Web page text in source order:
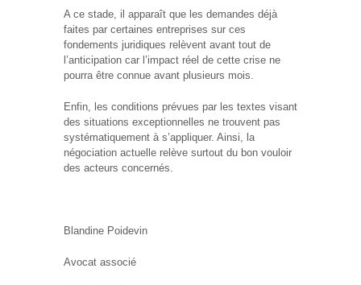
A ce stade, il apparaît que les demandes déjà
faites par certaines entreprises sur ces
fondements juridiques relèvent avant tout de
l’anticipation car l’impact réel de cette crise ne
pourra être connue avant plusieurs mois.
Enfin, les conditions prévues par les textes visant
des situations exceptionnelles ne trouvent pas
systématiquement à s’appliquer. Ainsi, la
négociation actuelle relève surtout du bon vouloir
des acteurs concernés.
Blandine Poidevin
Avocat associé